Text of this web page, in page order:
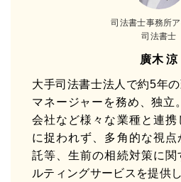
司法書士事務所
司法書士
廣木 涼
大手司法書士法人で約5年
マネージャーを務め、独立
会社など様々な業種と連
に捉われず、多角的な視
託等、生前の相続対策に
ルティングサービスを提供